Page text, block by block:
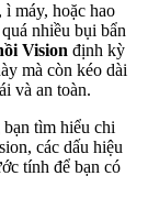
máy, hoặc hao
nhiều bụi bẩn
Vision định kỳ
mà còn kéo dài
và an toàn.
tìm hiểu chi
các dấu hiệu
tính để bạn có